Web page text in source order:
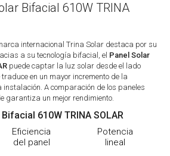
Bifacial 610W TRINA
internacional Trina Solar destaca por su
a su tecnología bifacial, el Panel Solar
puede captar la luz solar desde el lado
en un mayor incremento de la
instalación. A comparación de los paneles
garantiza un mejor rendimiento.
610W TRINA SOLAR
Eficiencia
del panel
Potencia
lineal